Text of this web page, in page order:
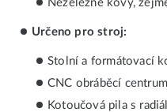
Neželezné kovy,
Určeno pro stroj:
Stolní a formátovací
CNC obráběcí
Kotoučová pila s